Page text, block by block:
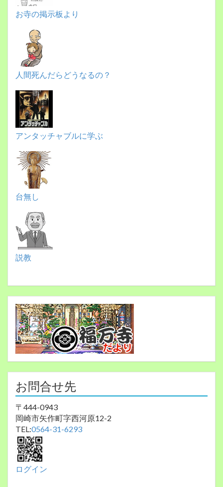
お寺の掲示板より
人間死んだらどうなるの？
アンタッチャブルに学ぶ
台無し
説教
お問合せ先
〒444-0943
岡崎市矢作町字西河原12-2
TEL:0564-31-6293
ログイン